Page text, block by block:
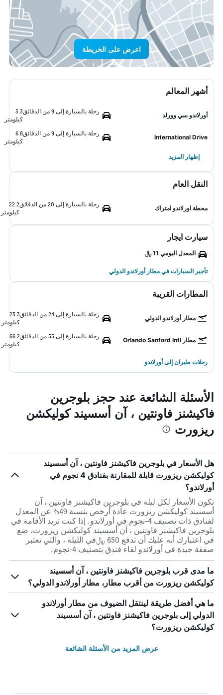
اعرض على الخريطة
أشهر المعالم
أورلاندو سي وورلد
رحلة بالسيارة إلى 9 من الدقائق
5.3
كيلومتر
International Drive
رحلة بالسيارة إلى 9 من الدقائق
6.8
كيلومتر
إظهار المزيد
النقل العام
محطة اورلاندو امتراك
رحلة بالسيارة إلى 20 من الدقائق
22.2
كيلومتر
سيارت ايجار
المعدل اليومي 11 ﷼
تأجير السيارات في مطار أورلاندو الدولي
المطارات القريبة
مطار أورلاندو الدولي
رحلة بالسيارة إلى 24 من الدقائق
23.3
كيلومتر
مطار Orlando Sanford Intl
رحلة بالسيارة إلى 55 من الدقائق
66.2
كيلومتر
رحلات طيران إلى أورلاندو
الأسئلة الشائعة عند حجز بلوجرين
فاكيشنز فاونتين ، آن أسسيند كوليكشن
ريزورت
هل الأسعار في بلوجرين فاكيشنز فاونتين ، آن أسسيند
كوليكشن ريزورت قابلة للمقارنة بفنادق 4 نجوم في
أورلاندو؟
تكون الأسعار لكل ليلة في بلوجرين فاكيشنز فاونتين ، آن
أسسيند كوليكشن ريزورت عادة أرخص بنسبة 49% عن المعدل
لفنادق ذات تصنيف 4-نجوم في أورلاندو. إذا كنت تريد الأقامة في
بلوجرين فاكيشنز فاونتين ، آن أسسيند كوليكشن ريزورت، ضع
في اعتبارك أنه عليك أن تدفع 650 ﷼في الليلة ، والتي تعتبر
صفقة جيدة في أورلاندو لقاء فندق بتصنيف 4-نجوم.
ما مدى قرب بلوجرين فاكيشنز فاونتين ، آن أسسيند
كوليكشن ريزورت من أقرب مطار، مطار أورلاندو الدولي؟
ما هي أفضل طريقة لينتقل الضيوف من مطار أورلاندو
الدولي إلى بلوجرين فاكيشنز فاونتين ، آن أسسيند
كوليكشن ريزورت؟
عرض المزيد من الأسئلة الشائعة